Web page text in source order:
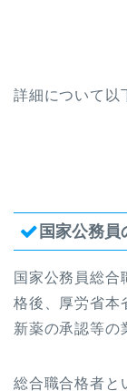
詳細について以
国家公務員
国家公務員総合
格後、厚労省本
新薬の承認等の
総合職合格者と